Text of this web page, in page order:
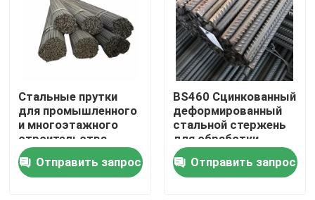
Дом
Стальные прутки
для промышленного
и многоэтажного
строительства
Отправить запрос
BS460 Сцинкованный
деформированный
стальной стержень
для обработки
поверхности в
строительных
проектах
Отправить запрос